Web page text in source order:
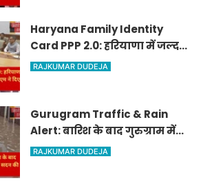
Haryana Family Identity
Card PPP 2.0: हरियाणा में जल्द
लॉन्च होगा परिवार पहचान पत्र 2.0,
RAJKUMAR DUDEJA
Gurugram Traffic & Rain
Alert: बारिश के बाद गुरुग्राम में
ट्रैफिक जाम से बुरा हाल, नगर
RAJKUMAR DUDEJA